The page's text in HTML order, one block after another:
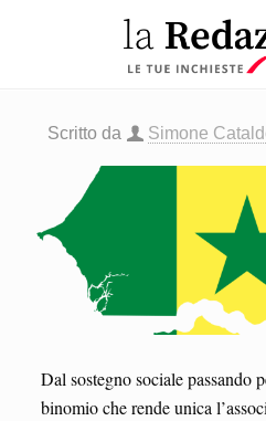
Scritto da Simone
Dal sostegno sociale passando
binomio che rende unica